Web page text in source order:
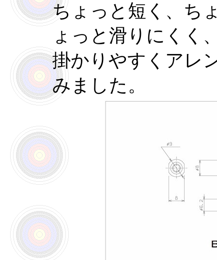
ちょっと短く、ち
ょっと滑りにくく
掛かりやすくアレ
みました。